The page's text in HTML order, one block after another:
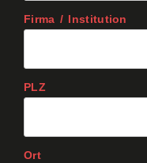
Firma / Institution
PLZ
Ort